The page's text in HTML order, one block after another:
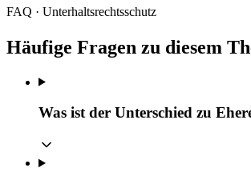
FAQ · Unterhaltsrechtsschutz
Häufige Fragen zu diesem
Was ist der Unterschied zu